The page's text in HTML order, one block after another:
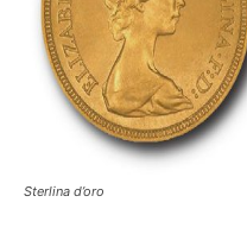
Sterlina d’oro